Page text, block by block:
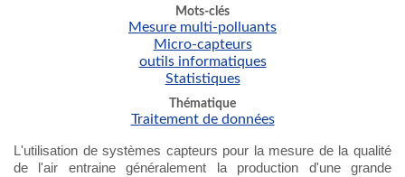
Mots-clés
Mesure multi-polluants
Micro-capteurs
outils informatiques
Statistiques
Thématique
Traitement de données
L'utilisation de systèmes capteurs pour la mesure de la qualité
de l'air entraine généralement la production d'une grande